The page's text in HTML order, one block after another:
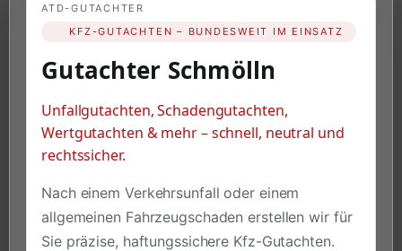
ATD-GUTACHTER
KFZ-GUTACHTEN – BUNDESWEIT IM EINSATZ
Gutachter Schmölln
Unfallgutachten, Schadengutachten,
Wertgutachten & mehr – schnell, neutral und
rechtssicher.
Nach einem Verkehrsunfall oder einem
allgemeinen Fahrzeugschaden erstellen wir für
Sie präzise, haftungssichere Kfz-Gutachten.